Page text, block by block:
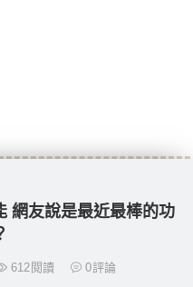
網友說是最近最棒的功
612 閱讀 0評論